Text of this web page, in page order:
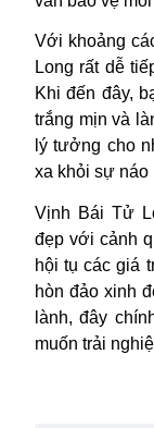
Với khoảng
Long rất dễ
Khi đến đây,
trắng mịn và
lý tưởng cho
xa khỏi sự náo
Vịnh Bái Tử
đẹp với cảnh
hội tụ các giá
hòn đảo xinh
lành, đây
muốn trải